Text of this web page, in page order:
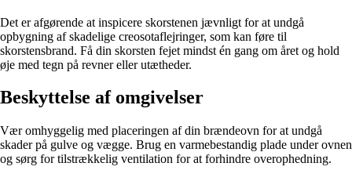
Det er afgørende at inspicere skorstenen jævnligt for at undgå
opbygning af skadelige creosotaflejringer, som kan føre til
skorstensbrand. Få din skorsten fejet mindst én gang om året og hold
øje med tegn på revner eller utætheder.
Beskyttelse af omgivelser
Vær omhyggelig med placeringen af din brændeovn for at undgå
skader på gulve og vægge. Brug en varmebestandig plade under ovnen
og sørg for tilstrækkelig ventilation for at forhindre overophedning.